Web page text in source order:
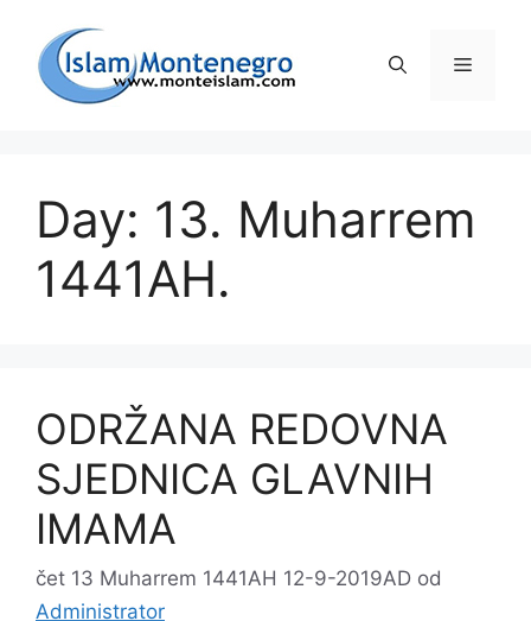
sadržaj
Day: 13. Muharrem
1441AH.
ODRŽANA REDOVNA
SJEDNICA GLAVNIH
IMAMA
čet 13 Muharrem 1441AH 12-9-2019AD od
Administrator